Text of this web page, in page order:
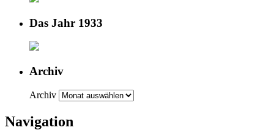
Das Jahr 1933
Archiv
Archiv
Navigation